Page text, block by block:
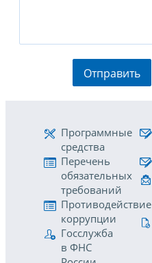
Отправить
Программные
средства
Перечень
обязательных
требований
Противодействие
коррупции
Госслужба
в ФНС